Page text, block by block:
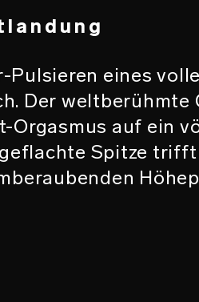
Pulsieren eines
Der weltberühmte
auf ein
Spitze